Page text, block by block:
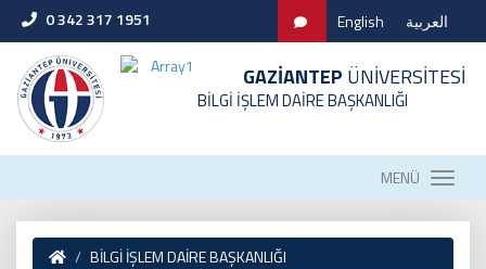
0 342 317 1951 English العربية
GAZİANTEP ÜNİVERSİTESİ
BİLGİ İŞLEM DAİRE BAŞKANLIĞI
MENÜ
BİLGİ İŞLEM DAİRE BAŞKANLIĞI